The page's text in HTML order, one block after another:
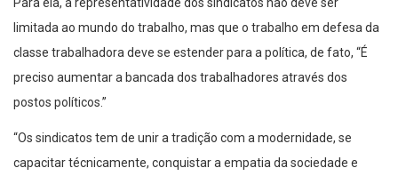
limitada ao mundo do trabalho, mas que o trabalho em defesa da
classe trabalhadora deve se estender para a política, de fato, “É
preciso aumentar a bancada dos trabalhadores através dos
postos políticos.”
“Os sindicatos tem de unir a tradição com a modernidade, se
capacitar técnicamente, conquistar a empatia da sociedade e